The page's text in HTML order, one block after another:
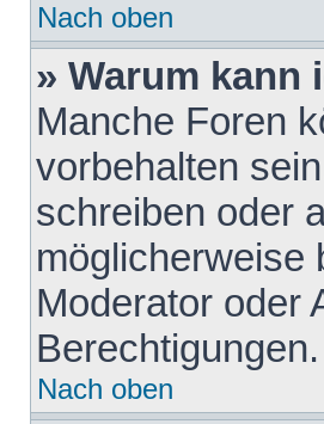
Nach oben
» Warum kann
Manche Foren
vorbehalten
schreiben oder
möglicherweise
Moderator oder
Berechtigungen.
Nach oben